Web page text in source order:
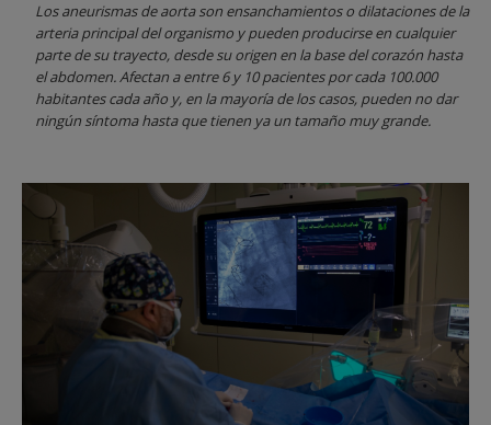
Los aneurismas de aorta son ensanchamientos o dilataciones de la
arteria principal del organismo y pueden producirse en cualquier
parte de su trayecto, desde su origen en la base del corazón hasta
el abdomen. Afectan a entre 6 y 10 pacientes por cada 100.000
habitantes cada año y, en la mayoría de los casos, pueden no dar
ningún síntoma hasta que tienen ya un tamaño muy grande.